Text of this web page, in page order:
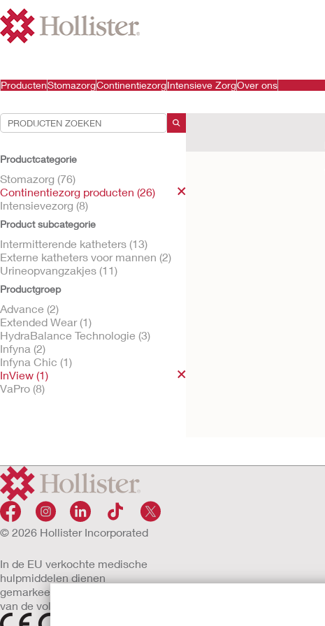
ProductenStomazorgContinentiezorgIntensieve ZorgOver ons
Productcategorie
Stomazorg (76)
Continentiezorg producten (26)
Intensievezorg (8)
Product subcategorie
Intermitterende katheters (13)
Externe katheters voor mannen (2)
Urineopvangzakjes (11)
Productgroep
Advance (2)
Extended Wear (1)
HydraBalance Technologie (3)
Infyna (2)
Infyna Chic (1)
InView (1)
VaPro (8)
© 2026 Hollister Incorporated
In de EU verkochte medische
hulpmiddelen dienen
gemarkeerd te zijn met een
van de volgende symbolen